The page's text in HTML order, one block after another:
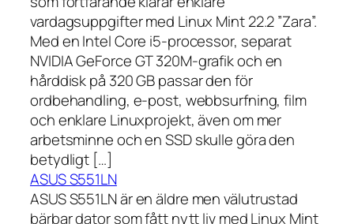
vardagsuppgifter med Linux Mint 22.2 ”Zara”.
Med en Intel Core i5-processor, separat
NVIDIA GeForce GT 320M-grafik och en
hårddisk på 320 GB passar den för
ordbehandling, e-post, webbsurfning, film
och enklare Linuxprojekt, även om mer
arbetsminne och en SSD skulle göra den
betydligt […]
ASUS S551LN
ASUS S551LN är en äldre men välutrustad
bärbar dator som fått nytt liv med Linux Mint